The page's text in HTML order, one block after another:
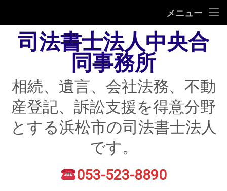
メニュー
相続
不動産登記
債務整理
住宅ローン返済にお困りの方
賃貸トラブル
司法書士法人中央合
同事務所
相続、遺言、会社法務、不動
産登記、訴訟支援を得意分野
とする浜松市の司法書士法人
です。
電話番号: 053-523-8890